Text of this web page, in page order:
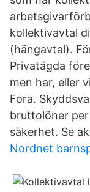
kollektivavtal
(hängavtal).
Privatägda
men har, eller
Fora.
bruttolöner
säkerhet. Se
Nordnet